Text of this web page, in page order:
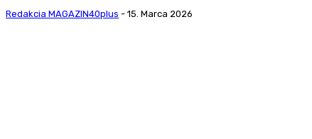
Redakcia MAGAZIN40plus - 15. Marca 2026